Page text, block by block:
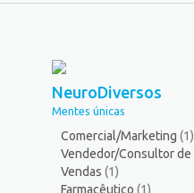
NeuroDiversos
Mentes únicas
Comercial/Marketing (1)
Vendedor/Consultor de
Vendas (1)
Farmacêutico (1)